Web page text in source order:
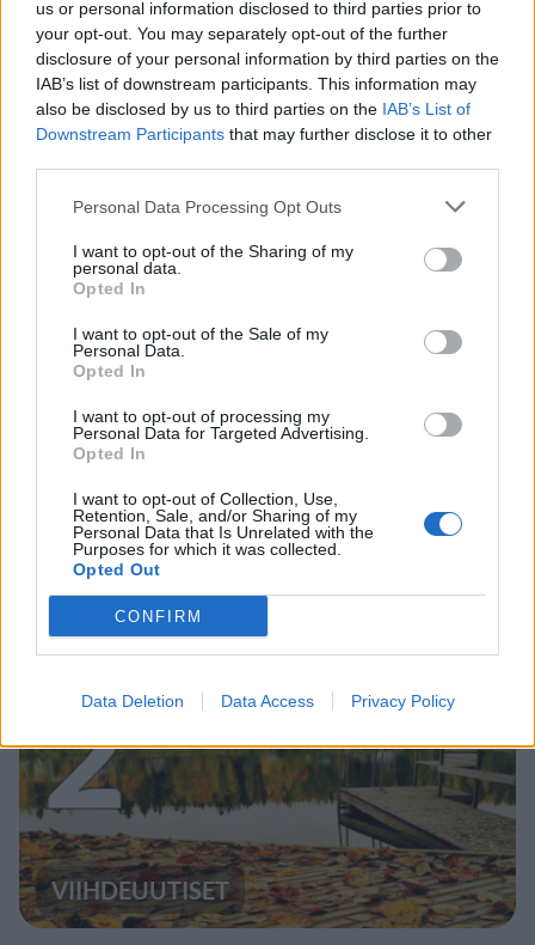
us or personal information disclosed to third parties prior to
your opt-out. You may separately opt-out of the further
disclosure of your personal information by third parties on the
IAB’s list of downstream participants. This information may
also be disclosed by us to third parties on the IAB’s List of
Downstream Participants that may further disclose it to other
Personal Data Processing Opt Outs
I want to opt-out of the Sharing of my
personal data.
Opted In
I want to opt-out of the Sale of my
Personal Data.
Opted In
I want to opt-out of processing my
Personal Data for Targeted Advertising.
Opted In
I want to opt-out of Collection, Use,
Retention, Sale, and/or Sharing of my
Personal Data that Is Unrelated with the
Purposes for which it was collected.
Opted Out
CONFIRM
Data Deletion Data Access Privacy Policy
1
UUTISET
Leskeneläke ei kuulu kaikille –
Kela muistuttaa tärkeästä
ikärajasta
2
VIIHDEUUTISET